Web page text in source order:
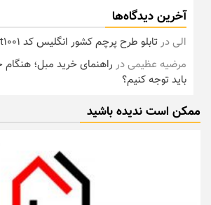
آخرین دیدگاه‌ها
الیدرتابلو طرح پرچم کشور انگلیس کد t1001
مرضیه عظیمیدر راهنمای خرید مبل؛ هنگام
باید توجه کنیم؟
ممکن است ندیده باشید